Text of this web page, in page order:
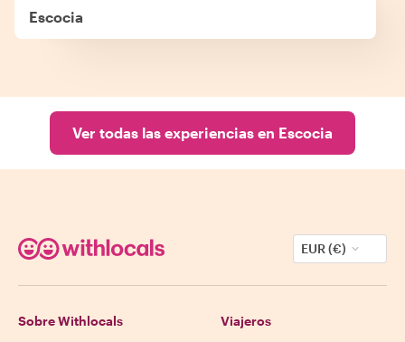
Escocia
Ver todas las experiencias en Escocia
EUR (€)
Sobre Withlocals Viajeros